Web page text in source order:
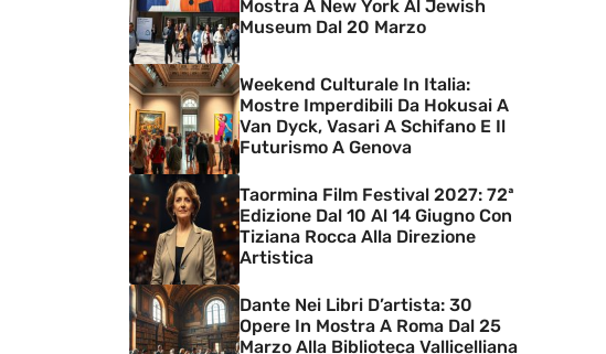
Mostra A New York Al Jewish
Museum Dal 20 Marzo
Weekend Culturale In Italia:
Mostre Imperdibili Da Hokusai A
Van Dyck, Vasari A Schifano E Il
Futurismo A Genova
Taormina Film Festival 2027: 72ª
Edizione Dal 10 Al 14 Giugno Con
Tiziana Rocca Alla Direzione
Artistica
Dante Nei Libri D’artista: 30
Opere In Mostra A Roma Dal 25
Marzo Alla Biblioteca Vallicelliana